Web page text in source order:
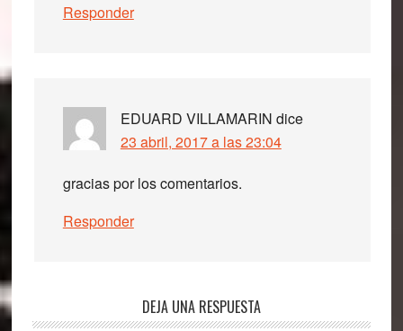
Responder
EDUARD VILLAMARIN dice
23 abril, 2017 a las 23:04
gracias por los comentarios.
Responder
DEJA UNA RESPUESTA